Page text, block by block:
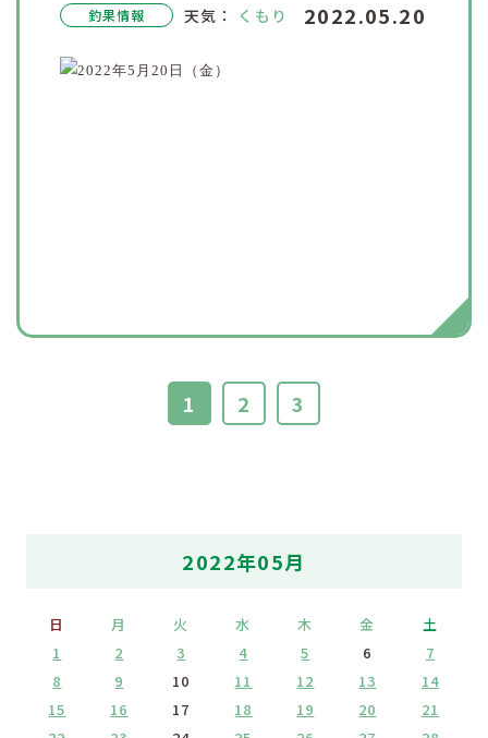
釣果情報 天気： くもり 2022.05.20
1 2 3
2022年05月
日 月 火 水 木 金 土
1 2 3 4 5 6
7
8
9 10 11 12 13
14
15
16 17 18 19 20
21